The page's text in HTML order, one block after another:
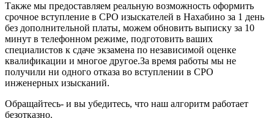
Также мы предоставляем реальную возможность оформить
срочное вступление в СРО изыскателей в Нахабино за 1 день
без дополнительной платы, можем обновить выписку за 10
минут в телефонном режиме, подготовить ваших
специалистов к сдаче экзамена по независимой оценке
квалификации и многое другое.За время работы мы не
получили ни одного отказа во вступлении в СРО
инженерных изысканий.
Обращайтесь- и вы убедитесь, что наш алгоритм работает
безотказно.